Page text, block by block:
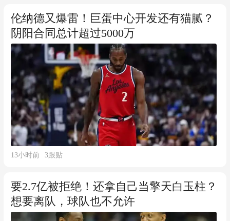
伦纳德又爆雷！巨蛋中心开发还有猫腻？
阴阳合同总计超过5000万
13小时前 3跟贴
要2.7亿被拒绝！还拿自己当擎天白玉柱？
想要离队，球队也不允许